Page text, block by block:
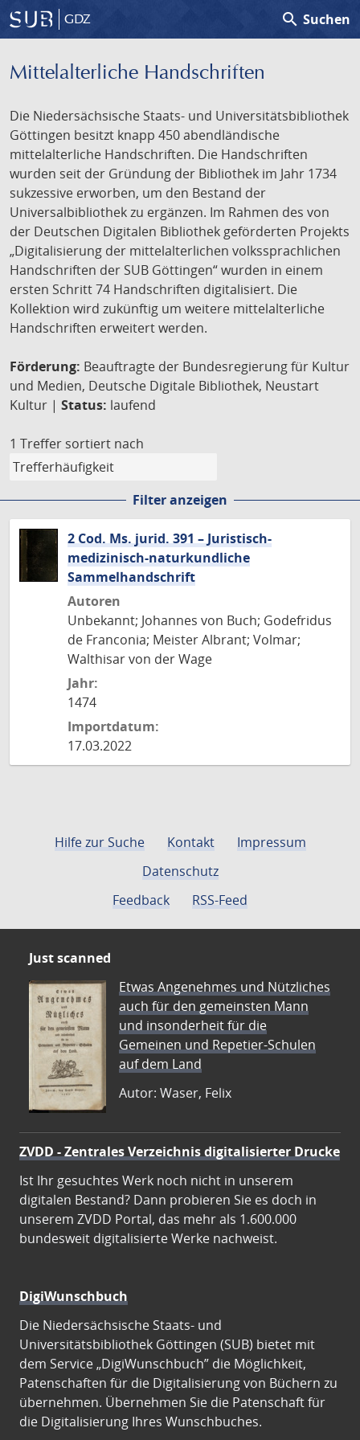
GDZ search Suchen
Mittelalterliche Handschriften
Die Niedersächsische Staats- und Universitätsbibliothek
Göttingen besitzt knapp 450 abendländische
mittelalterliche Handschriften. Die Handschriften
wurden seit der Gründung der Bibliothek im Jahr 1734
sukzessive erworben, um den Bestand der
Universalbibliothek zu ergänzen. Im Rahmen des von
der Deutschen Digitalen Bibliothek geförderten Projekts
„Digitalisierung der mittelalterlichen volkssprachlichen
Handschriften der SUB Göttingen“ wurden in einem
ersten Schritt 74 Handschriften digitalisiert. Die
Kollektion wird zukünftig um weitere mittelalterliche
Handschriften erweitert werden.
Förderung: Beauftragte der Bundesregierung für Kultur
und Medien, Deutsche Digitale Bibliothek, Neustart
Kultur | Status: laufend
1 Treffer sortiert nach
Filter anzeigen
2 Cod. Ms. jurid. 391 – Juristisch-
medizinisch-naturkundliche
Sammelhandschrift
Autoren
Unbekannt; Johannes von Buch; Godefridus
de Franconia; Meister Albrant; Volmar;
Walthisar von der Wage
Jahr:
1474
Importdatum:
17.03.2022
Hilfe zur Suche Kontakt
Impressum
Datenschutz
Feedback
RSS-Feed
Just scanned
Etwas Angenehmes und Nützliches
auch für den gemeinsten Mann
und insonderheit für die
Gemeinen und Repetier-Schulen
auf dem Land
Autor: Waser, Felix
ZVDD - Zentrales Verzeichnis digitalisierter Drucke
Ist Ihr gesuchtes Werk noch nicht in unserem
digitalen Bestand? Dann probieren Sie es doch in
unserem ZVDD Portal, das mehr als 1.600.000
bundesweit digitalisierte Werke nachweist.
DigiWunschbuch
Die Niedersächsische Staats- und
Universitätsbibliothek Göttingen (SUB) bietet mit
dem Service „DigiWunschbuch” die Möglichkeit,
Patenschaften für die Digitalisierung von Büchern zu
übernehmen. Übernehmen Sie die Patenschaft für
die Digitalisierung Ihres Wunschbuches.